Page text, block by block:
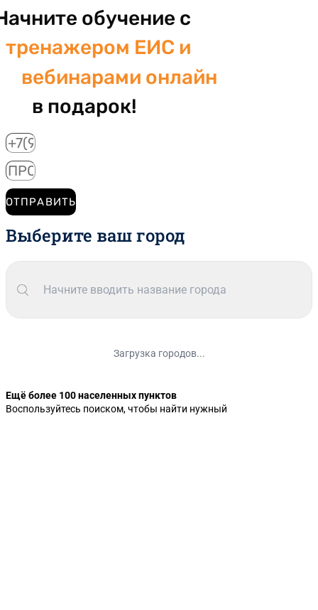
обучение с
тренажером ЕИС и
вебинарами онлайн
в подарок!
ОТПРАВИТЬ
Выберите ваш город
Загрузка городов...
Ещё более 100 населенных пунктов
Воспользуйтесь поиском, чтобы найти нужный